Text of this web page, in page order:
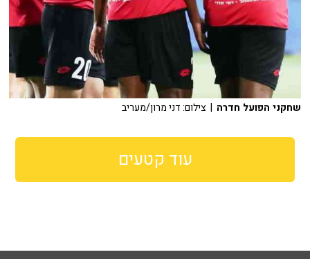
שחקני הפועל חדרה | צילום: דני מרון/מעריב
עוד קטעים